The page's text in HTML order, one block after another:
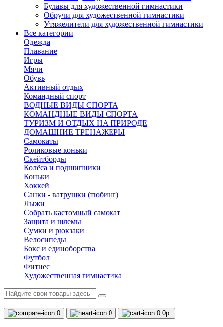
Булавы для художественной гимнастики
Обручи для художественной гимнастики
Утяжелители для художественной гимнастики
Все категории
Одежда
Плавание
Игры
Мячи
Обувь
Активный отдых
Командный спорт
ВОДНЫЕ ВИДЫ СПОРТА
КОМАНДНЫЕ ВИДЫ СПОРТА
ТУРИЗМ И ОТДЫХ НА ПРИРОДЕ
ДОМАШНИЕ ТРЕНАЖЕРЫ
Самокаты
Роликовые коньки
Скейтборды
Колёса и подшипники
Коньки
Хоккей
Санки - ватрушки (тюбинг)
Лыжи
Собрать кастомный самокат
Защита и шлемы
Сумки и рюкзаки
Велосипеды
Бокс и единоборства
Футбол
Фитнес
Художественная гимнастика
0 0 0 0р.